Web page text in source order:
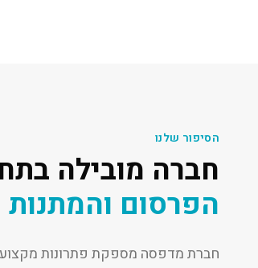
הסיפור שלנו
חברה מובילה
הפרסום והמתנות
חברת מדפסה מספקת פתרונות